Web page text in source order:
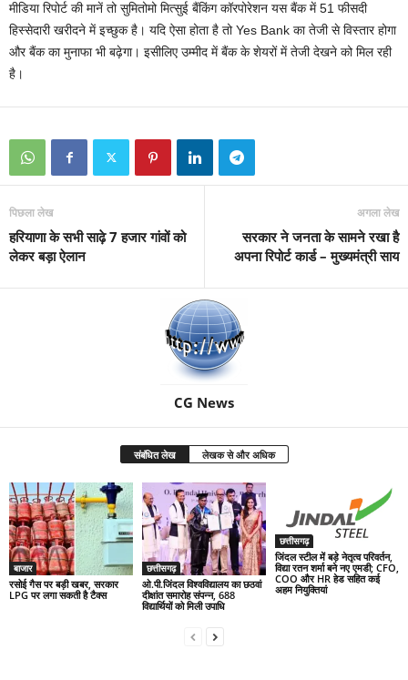
मीडिया रिपोर्ट की मानें तो सुमितोमो मित्सुई बैंकिंग कॉरपोरेशन यस बैंक में 51 फीसदी
हिस्सेदारी खरीदने में इच्छुक है। यदि ऐसा होता है तो Yes Bank का तेजी से विस्तार होगा
और बैंक का मुनाफा भी बढ़ेगा। इसीलिए उम्मीद में बैंक के शेयरों में तेजी देखने को मिल रही
है।
पिछला लेख
हरियाणा के सभी साढ़े 7 हजार गांवों को
लेकर बड़ा ऐलान
अगला लेख
सरकार ने जनता के सामने रखा है
अपना रिपोर्ट कार्ड – मुख्यमंत्री साय
CG News
संबंधित लेख लेखक से और अधिक
बाजार
रसोई गैस पर बड़ी खबर, सरकार
LPG पर लगा सकती है टैक्स
छत्तीसगढ़
ओ.पी.जिंदल विश्वविद्यालय का छठवां
दीक्षांत समारोह संपन्न, 688
विद्यार्थियों को मिली उपाधि
छत्तीसगढ़
जिंदल स्टील में बड़े नेतृत्व परिवर्तन,
विद्या रतन शर्मा बने नए एमडी; CFO,
COO और HR हेड सहित कई
अहम नियुक्तियां